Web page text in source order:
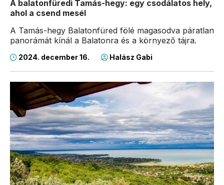
A balatonfüredi Tamás-hegy: egy csodálatos hely,
ahol a csend mesél
A Tamás-hegy Balatonfüred fölé magasodva páratlan
panorámát kínál a Balatonra és a környező tájra.
2024. december 16. Halász Gabi